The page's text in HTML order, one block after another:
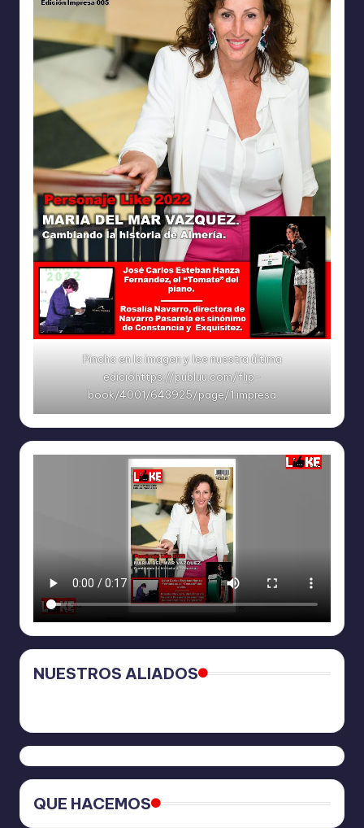
Pincha en la imagen y lee nuestra última
edicióhttps://publuu.com/flip-
book/4001/643925/page/1 impresa
NUESTROS ALIADOS
QUE HACEMOS